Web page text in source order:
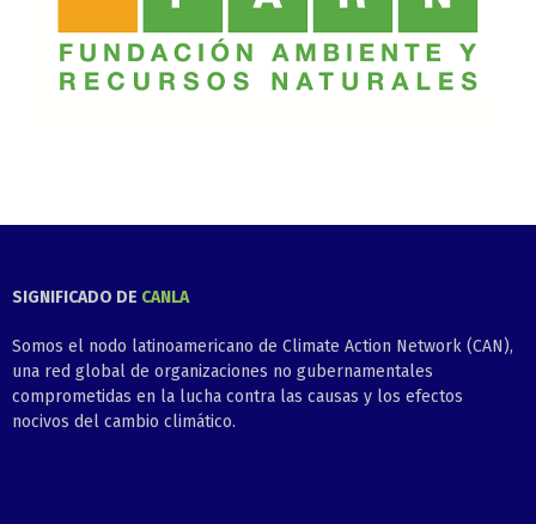
SIGNIFICADO DE CANLA
Somos el nodo latinoamericano de Climate Action Network (CAN),
una red global de organizaciones no gubernamentales
comprometidas en la lucha contra las causas y los efectos
nocivos del cambio climático.